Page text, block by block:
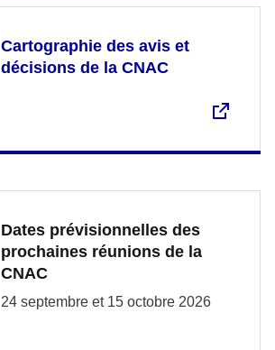
Cartographie des avis et
décisions de la CNAC
Dates prévisionnelles des
prochaines réunions de la
CNAC
24 septembre et 15 octobre 2026